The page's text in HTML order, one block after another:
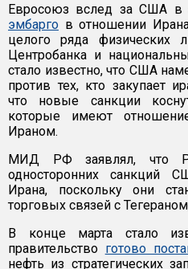
Евросоюз вслед за США в
эмбарго в отношении
целого ряда физических
Центробанка и
стало известно, что США
против тех, кто закупает
что новые санкции
которые имеют
Ираном.
МИД РФ заявлял, что
односторонних санкций
Ирана, поскольку они
торговых связей с
В конце марта стало
правительство готово
нефть из стратегических